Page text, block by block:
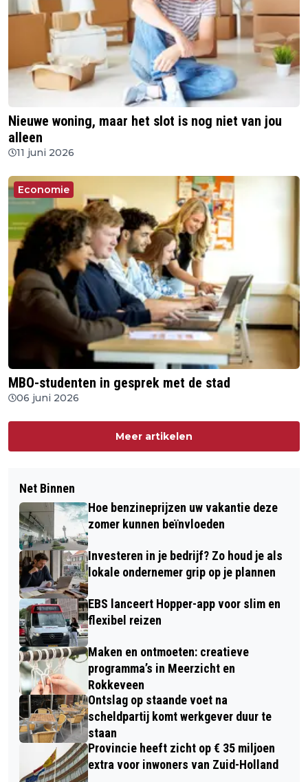
Nieuwe woning, maar het slot is nog niet van jou
alleen
11 juni 2026
Economie
MBO-studenten in gesprek met de stad
06 juni 2026
Meer artikelen
Net Binnen
Hoe benzineprijzen uw vakantie deze
zomer kunnen beïnvloeden
Investeren in je bedrijf? Zo houd je als
lokale ondernemer grip op je plannen
EBS lanceert Hopper-app voor slim en
flexibel reizen
Maken en ontmoeten: creatieve
programma’s in Meerzicht en
Rokkeveen
Ontslag op staande voet na
scheldpartij komt werkgever duur te
staan
Provincie heeft zicht op € 35 miljoen
extra voor inwoners van Zuid-Holland